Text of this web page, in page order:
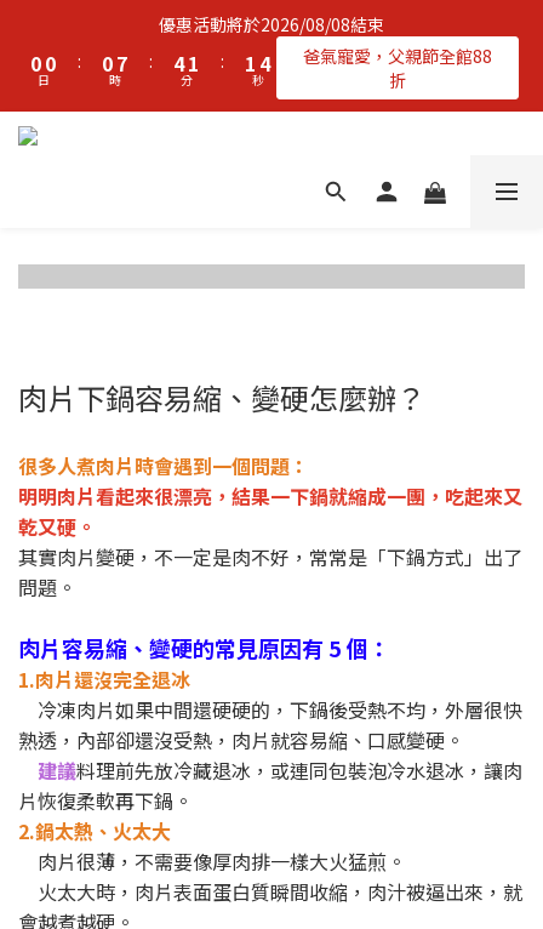
優惠活動將於2026/08/08結束
00
日
:
07
6
5
時
:
6
5
4
3
2
3
2
1
0
分
:
3
2
1
0
5
4
3
2
秒
爸氣寵愛，父親節全館88
折
肉片下鍋容易縮、變硬怎麼辦？
很多人煮肉片時會遇到一個問題：
明明肉片看起來很漂亮，結果一下鍋就縮成一團，吃起來又
乾又硬。
其實肉片變硬，不一定是肉不好，常常是「下鍋方式」出了
問題。
肉片容易縮、變硬的常見原因有 5 個：
1.肉片還沒完全退冰
冷凍肉片如果中間還硬硬的，下鍋後受熱不均，外層很快
熟透，內部卻還沒受熱，肉片就容易縮、口感變硬。
建議料理前先放冷藏退冰，或連同包裝泡冷水退冰，讓肉
片恢復柔軟再下鍋。
2.鍋太熱、火太大
肉片很薄，不需要像厚肉排一樣大火猛煎。
火太大時，肉片表面蛋白質瞬間收縮，肉汁被逼出來，就
會越煮越硬。